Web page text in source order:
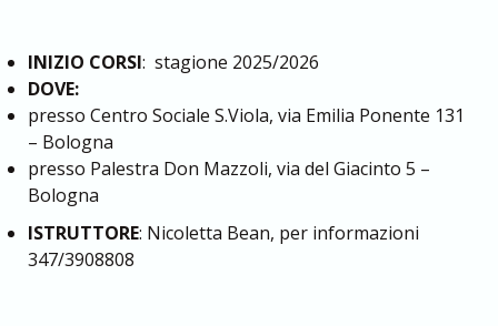
INIZIO CORSI: stagione 2025/2026
DOVE:
presso Centro Sociale S.Viola, via Emilia Ponente 131
– Bologna
presso Palestra Don Mazzoli, via del Giacinto 5 –
Bologna
ISTRUTTORE: Nicoletta Bean, per informazioni
347/3908808